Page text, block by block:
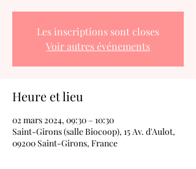
Les inscriptions sont closes
Voir autres événements
Heure et lieu
02 mars 2024, 09:30 – 10:30
Saint-Girons (salle Biocoop), 15 Av. d'Aulot,
09200 Saint-Girons, France